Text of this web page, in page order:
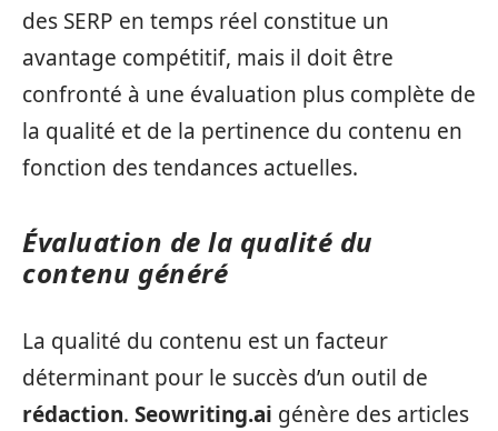
des SERP en temps réel constitue un
avantage compétitif, mais il doit être
confronté à une évaluation plus complète de
la qualité et de la pertinence du contenu en
fonction des tendances actuelles.
Évaluation de la qualité du
contenu généré
La qualité du contenu est un facteur
déterminant pour le succès d’un outil de
rédaction. Seowriting.ai génère des articles